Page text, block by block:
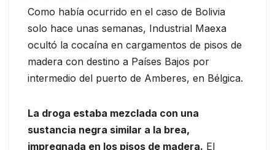
Como había ocurrido en el caso de Bolivia
solo hace unas semanas, Industrial Maexa
ocultó la cocaína en cargamentos de pisos de
madera con destino a Países Bajos por
intermedio del puerto de Amberes, en Bélgica.
La droga estaba mezclada con una
sustancia negra similar a la brea,
impregnada en los pisos de madera. El